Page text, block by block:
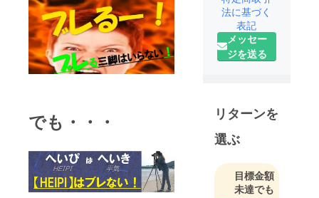
でも・・・
てオリジナ
リティ溢れ
るアイデア
雑貨などの
す。日常生
活がより快
適になるべ
く新製品の
ワクワク感
動をお届け
法に基づく
表記
メッセー
ジを送る
リターンを
選ぶ
目標金額
未達でも